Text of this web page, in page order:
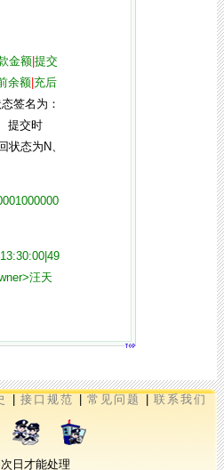
金额 提交
余额 充后
签名为：
提交时
态为N、
汪天
接口规范 常见问题 联系我们
日才能处理